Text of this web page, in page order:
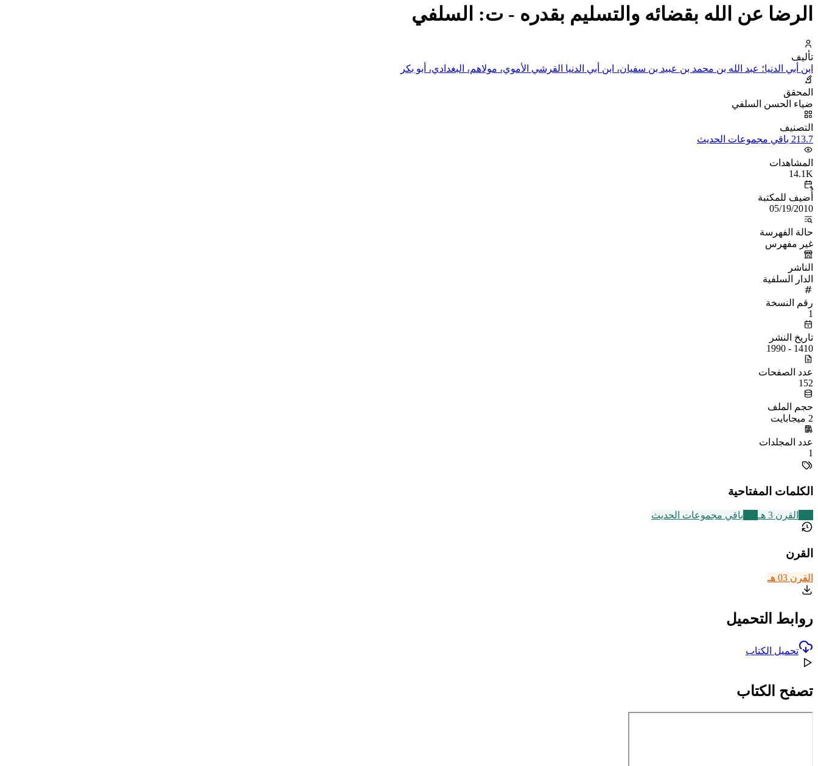
الرضا عن الله بقضائه والتسليم بقدره - ت: السلفي
تأليف
ابن أبي الدنيا؛ عبد الله بن محمد بن عبيد بن سفيان، ابن أبي الدنيا القرشي الأموي، مولاهم، البغدادي، أبو بكر
المحقق
ضياء الحسن السلفي
التصنيف
213.7 باقي مجموعات الحديث
المشاهدات
14.1K
أُضيف للمكتبة
05/19/2010
حالة الفهرسة
غير مفهرس
الناشر
الدار السلفية
رقم النسخة
1
تاريخ النشر
1410 - 1990
عدد الصفحات
152
حجم الملف
2 ميجابايت
عدد المجلدات
1
الكلمات المفتاحية
القرن 3 هـ باقي مجموعات الحديث
القرن
القرن 03 هـ
روابط التحميل
تحميل الكتاب
تصفح الكتاب